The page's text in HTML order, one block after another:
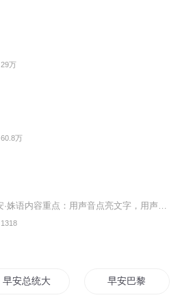
29万
60.8万
1318
早安总统大人 早安巴黎